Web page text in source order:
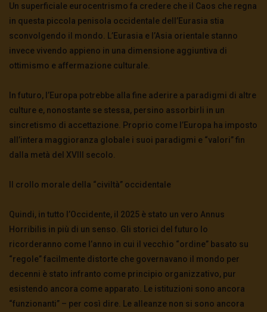
Un superficiale eurocentrismo fa credere che il Caos che regna
in questa piccola penisola occidentale dell’Eurasia stia
sconvolgendo il mondo. L’Eurasia e l’Asia orientale stanno
invece vivendo appieno in una dimensione aggiuntiva di
ottimismo e affermazione culturale.
In futuro, l’Europa potrebbe alla fine aderire a paradigmi di altre
culture e, nonostante se stessa, persino assorbirli in un
sincretismo di accettazione. Proprio come l’Europa ha imposto
all’intera maggioranza globale i suoi paradigmi e “valori” fin
dalla metà del XVIII secolo.
Il crollo morale della “civiltà” occidentale
Quindi, in tutto l’Occidente, il 2025 è stato un vero Annus
Horribilis in più di un senso. Gli storici del futuro lo
ricorderanno come l’anno in cui il vecchio “ordine” basato su
“regole” facilmente distorte che governavano il mondo per
decenni è stato infranto come principio organizzativo, pur
esistendo ancora come apparato. Le istituzioni sono ancora
“funzionanti” – per così dire. Le alleanze non si sono ancora